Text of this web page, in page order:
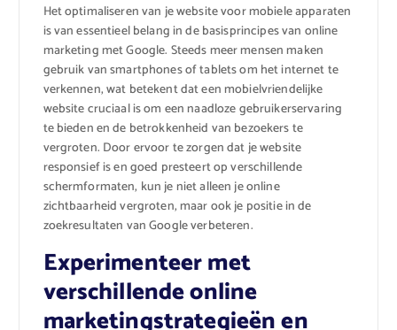
Het optimaliseren van je website voor mobiele apparaten
is van essentieel belang in de basisprincipes van online
marketing met Google. Steeds meer mensen maken
gebruik van smartphones of tablets om het internet te
verkennen, wat betekent dat een mobielvriendelijke
website cruciaal is om een naadloze gebruikerservaring
te bieden en de betrokkenheid van bezoekers te
vergroten. Door ervoor te zorgen dat je website
responsief is en goed presteert op verschillende
schermformaten, kun je niet alleen je online
zichtbaarheid vergroten, maar ook je positie in de
zoekresultaten van Google verbeteren.
Experimenteer met
verschillende online
marketingstrategieën en